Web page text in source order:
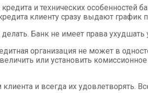
и технических особенностей
клиенту сразу выдают график
Банк не имеет права
организация не может в
или установить
и всегда их удовлетворять.